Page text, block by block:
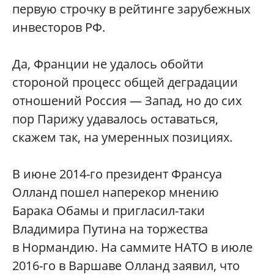
первую строчку в рейтинге зарубежных
инвесторов РФ.
Да, Франции не удалось обойти
стороной процесс общей деградации
отношений Россия — Запад, но до сих
пор Парижу удавалось оставаться,
скажем так, на умеренных позициях.
В июне 2014-го президент Франсуа
Олланд пошел наперекор мнению
Барака Обамы и пригласил-таки
Владимира Путина на торжества
в Нормандию. На саммите НАТО в июле
2016-го в Варшаве Олланд заявил, что